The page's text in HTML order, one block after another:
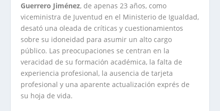
Guerrero Jiménez, de apenas 23 años, como
viceministra de Juventud en el Ministerio de Igualdad,
desató una oleada de críticas y cuestionamientos
sobre su idoneidad para asumir un alto cargo
público. Las preocupaciones se centran en la
veracidad de su formación académica, la falta de
experiencia profesional, la ausencia de tarjeta
profesional y una aparente actualización exprés de
su hoja de vida.